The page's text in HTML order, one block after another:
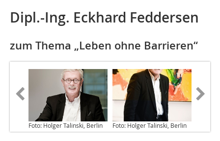
Dipl.-Ing. Eckhard Feddersen
zum Thema „Leben ohne Barrieren“
Foto: Holger Talinski, Berlin Foto: Holger Talinski, Berlin